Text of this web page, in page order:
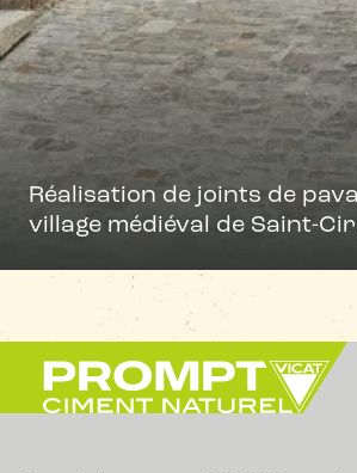
Réalisation de joints de
village médiéval de Saint-